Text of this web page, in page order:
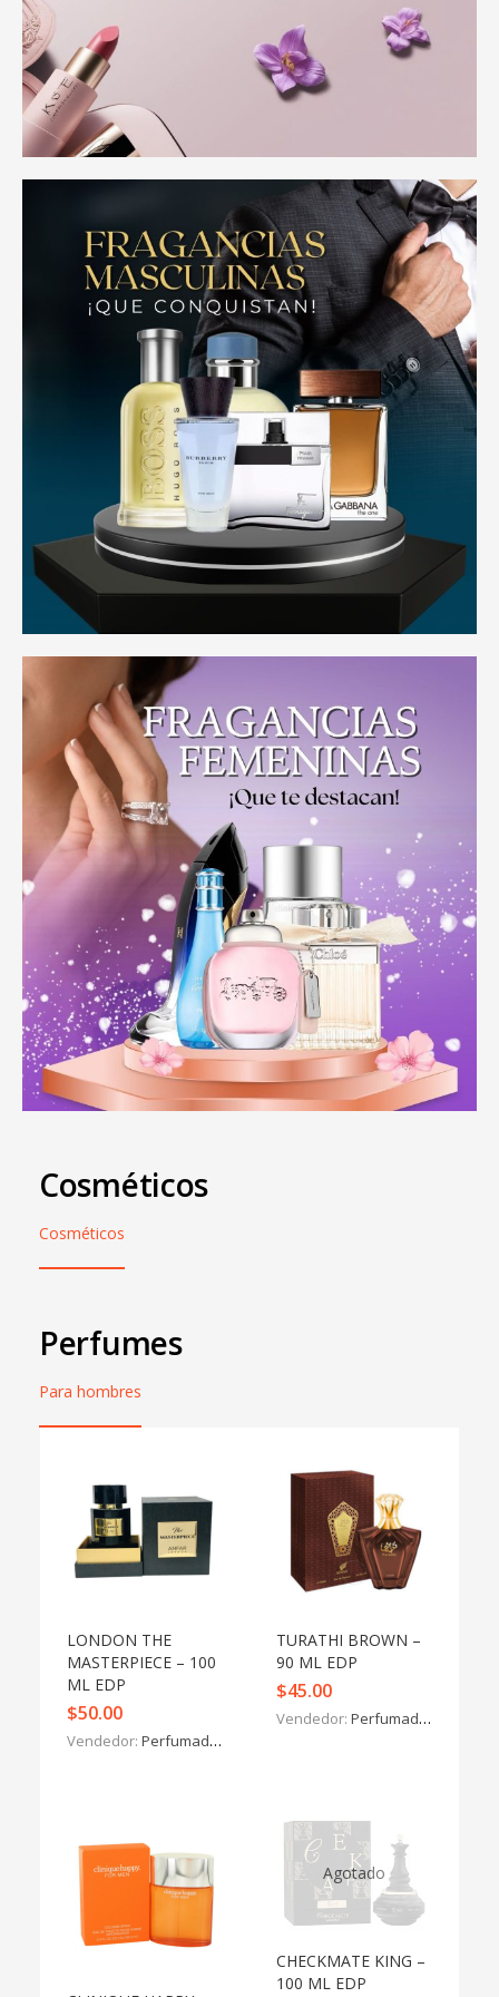
Olvidó la contraseña?
Cosméticos
Cosméticos
Perfumes
Para hombres
LONDON THE
MASTERPIECE – 100
ML EDP
$50.00
Vendedor: Perfumados y más
TURATHI BROWN –
90 ML EDP
$45.00
Vendedor: Perfumados y más
Agotado
CHECKMATE KING –
100 ML EDP